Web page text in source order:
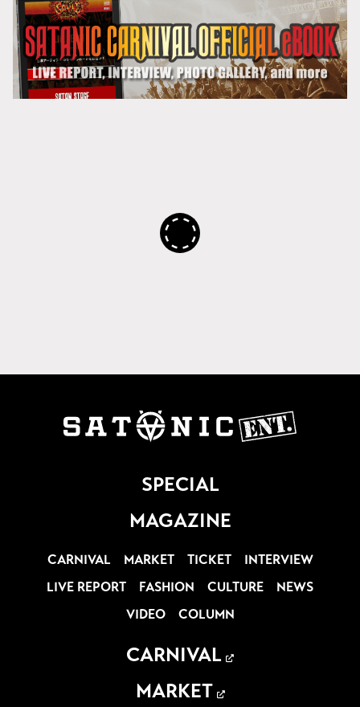
SPECIAL
MAGAZINE
CARNIVAL MARKET TICKET
INTERVIEW
LIVE REPORT
FASHION CULTURE
NEWS
VIDEO
COLUMN
CARNIVAL
MARKET